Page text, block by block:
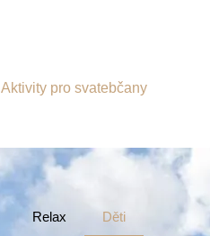
Aktivity pro svatebčany»
Relax Děti